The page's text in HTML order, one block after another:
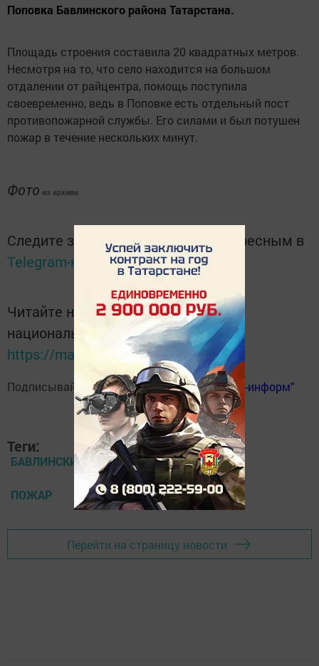
Поповка Бавлинского района Татарстана.
Площадь строения составила 20 квадратных метров.
Несмотря на то, что село находится на большом
отдалении от райцентра, помощь поступила
своевременно, ведь в Поповке есть отдельный пост
противопожарной службы. Его силами и был потушен
пожар в течение нескольких минут.
Фото из архива
Следите за самым важным и интересным в
Telegram-каналеТатмедиа
Читайте новости Татарстана в
национальном мессенджере MАХ:
https://max.ru/tatmedia
Подписывайтесь нателеграм-канал "Бавлы-информ"
Теги:
БАВЛИНСКИЙ РАЙОН
ПОЖАР
Перейти на страницу новости